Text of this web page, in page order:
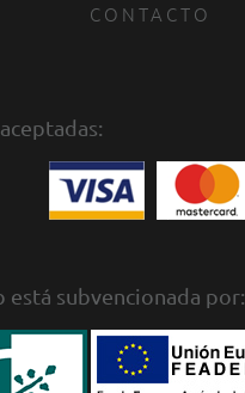
CONTACTO
está subvencionada por: